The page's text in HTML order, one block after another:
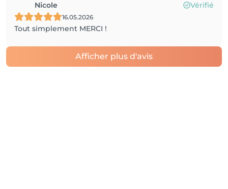
Nicole Vérifié
16.05.2026
Tout simplement MERCI !
Afficher plus d'avis